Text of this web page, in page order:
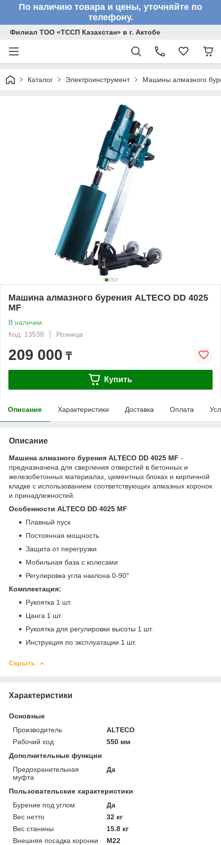
По наличию товара и цены, уточняйте по
телефону.
Филиал ТОО «ТССП Казахстан» в г. Актобе
Каталог Электроинструмент Машины алмазного
Машина алмазного бурения ALTECO DD 4025
MF
В наличии
Код: 13538
Розница
209 000 ₸
Купить
Описание Характеристики Доставка Оплата
Описание
Машина алмазного бурения ALTECO DD 4025 MF -
предназначена для сверления отверстий в бетонных и
железобетонных материалах, цементных блоках и кирпичной
кладке с использованием соответствующих алмазных коронок
и принадлежностей.
Особенности ALTECO DD 4025 MF
Плавный пуск
Постоянная мощность
Защита от перегрузки
Мобильная база с колесами
Регулировка угла наклона 0-90°
Комплектация:
Рукоятка 1 шт.
Цанга 1 шт.
Рукоятка для регулировки высоты 1 шт.
Инструкция по эксплуатации 1 шт.
Скрыть
Характеристики
Основные
Производитель
ALTECO
Рабочий ход
550 мм
Дополнительные функции
Предохранительная
муфта
Да
Пользовательские характеристики
Бурение под углом
Да
Вес нетто
32 кг
Вес станины
15.8 кг
Внешняя посадка коронки
M22